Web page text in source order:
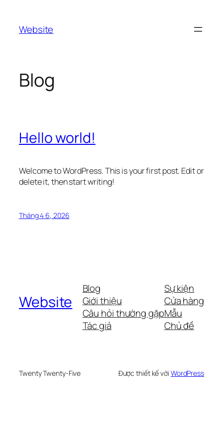
phầnWebsite
Blog
Hello world!
Welcome to WordPress. This is your first post. Edit or
delete it, then start writing!
Tháng 4 6, 2026
Website
Blog
Giới thiệu
Câu hỏi thường gặp
Tác giả
Sự kiện
Cửa hàng
Mẫu
Chủ đề
Twenty Twenty-Five Được thiết kế với WordPress